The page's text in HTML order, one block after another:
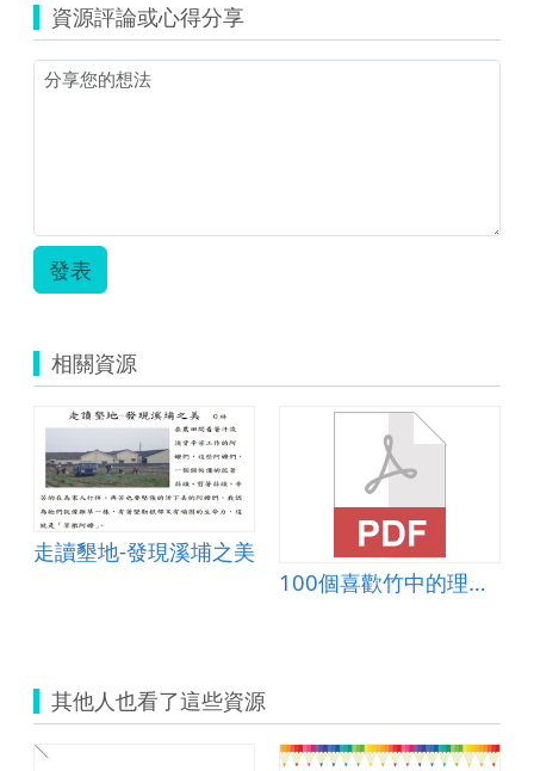
自
然.zip
資源評論或心得分享
發表
相關資源
走讀墾地-發現溪埔之美
100個喜歡竹中的理由(攝影篇)
其他人也看了這些資源